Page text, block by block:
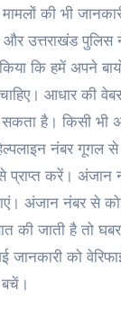
की भी
उत्तराखंड पुलिस
कि हमें अपने
आधार की
है। किसी भी
नंबर गूगल
प्राप्त करें। अंजान
अंजान नंबर से
की जाती है तो
जानकारी को